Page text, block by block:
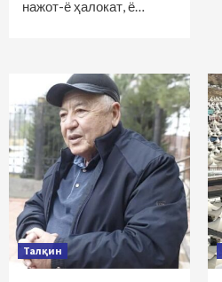
нажот-ё ҳалокат, ё…
Талқин